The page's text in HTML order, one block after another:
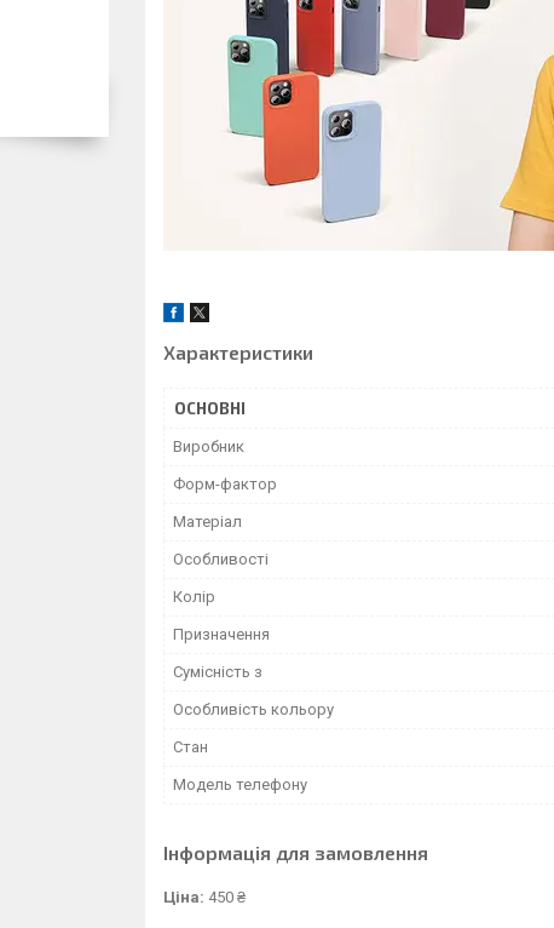
Характеристики
ОСНОВНІ
Виробник
Форм-фактор
Матеріал
Особливості
Колір
Призначення
Сумісність з
Особливість кольору
Стан
Модель телефону
Інформація для замовлення
Ціна: 450 ₴